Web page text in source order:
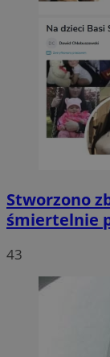
Stworzono
śmiertelnie
43